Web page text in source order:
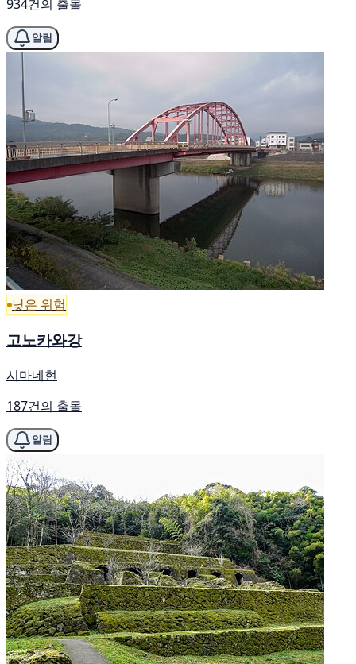
934건의 출몰
알림
낮은 위험
고노카와강
시마네현
187건의 출몰
알림